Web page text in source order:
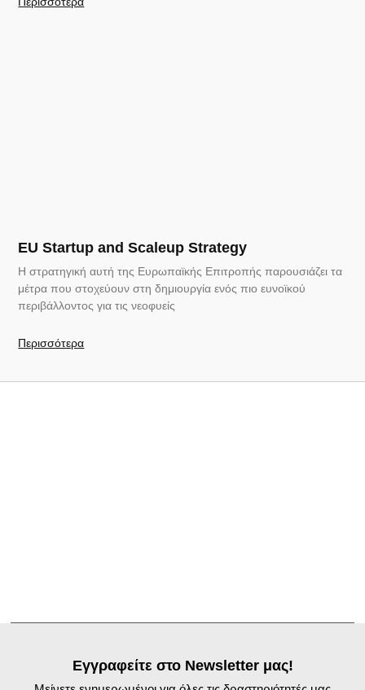
EU Startup and Scaleup Strategy
Η στρατηγική αυτή της Ευρωπαϊκής Επιτροπής παρουσιάζει τα
μέτρα που στοχεύουν στη δημιουργία ενός πιο ευνοϊκού
περιβάλλοντος για τις νεοφυείς
Περισσότερα
Εγγραφείτε στο Newsletter μας!